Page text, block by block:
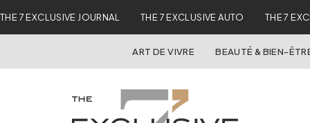
THE 7 EXCLUSIVE JOURNAL THE 7 EXCLUSIVE AUTO THE 7
ART DE VIVRE BEAUTÉ & BIEN-